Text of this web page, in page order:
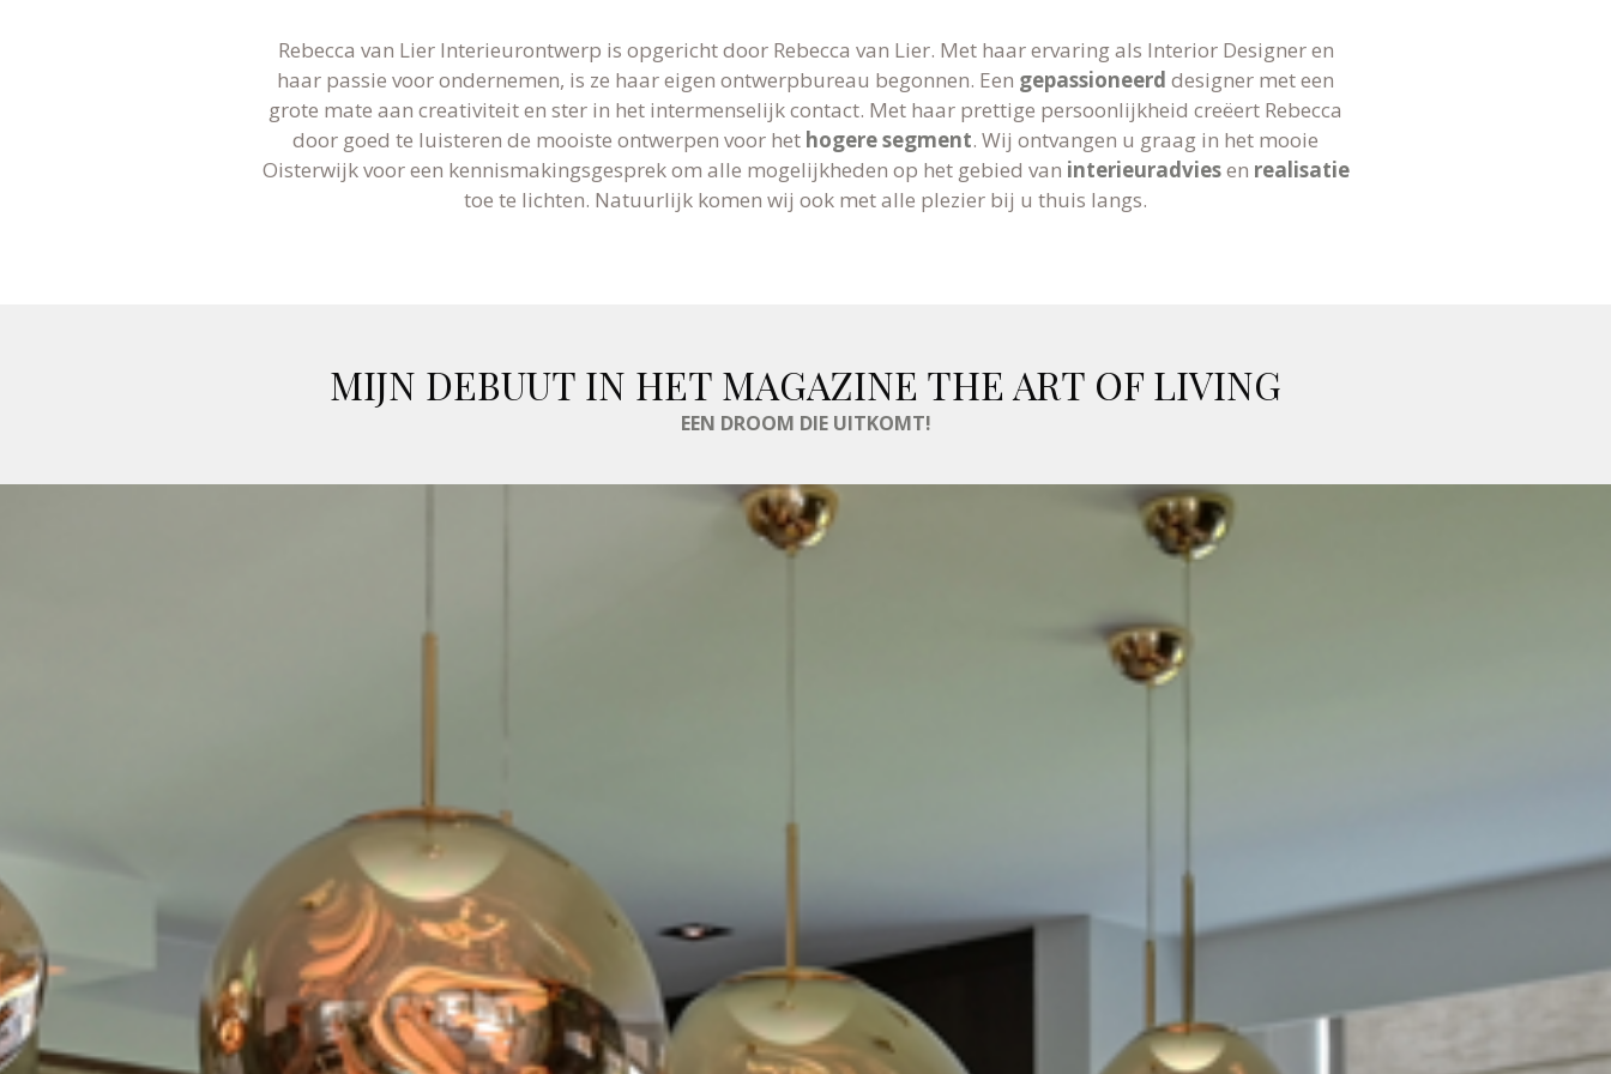
Rebecca van Lier Interieurontwerp is opgericht door Rebecca van Lier. Met haar ervaring als Interior Designer en
haar passie voor ondernemen, is ze haar eigen ontwerpbureau begonnen. Een gepassioneerd designer met een
grote mate aan creativiteit en ster in het intermenselijk contact. Met haar prettige persoonlijkheid creëert Rebecca
door goed te luisteren de mooiste ontwerpen voor het hogere segment. Wij ontvangen u graag in het mooie
Oisterwijk voor een kennismakingsgesprek om alle mogelijkheden op het gebied van interieuradviesen realisatie
toe te lichten. Natuurlijk komen wij ook met alle plezier bij u thuis langs.
MIJN DEBUUT IN HET MAGAZINE THE ART OF LIVING
EEN DROOM DIE UITKOMT!